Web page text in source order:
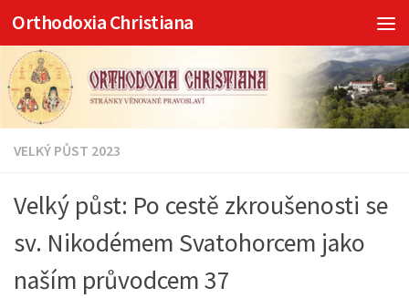
Skip to content
Orthodoxia Christiana
VELKÝ PŮST 2023
Velký půst: Po cestě zkroušenosti se
sv. Nikodémem Svatohorcem jako
naším průvodcem 37